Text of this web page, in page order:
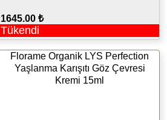
1645.00 ₺
Tükendi
Florame Organik LYS Perfection
Yaşlanma Karışıtı Göz Çevresi
Kremi 15ml